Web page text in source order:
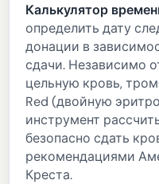
Калькулятор
определить дату
донации в
сдачи. Независимо
цельную кровь,
Red (двойную
инструмент
безопасно сдать
рекомендациями
Креста.